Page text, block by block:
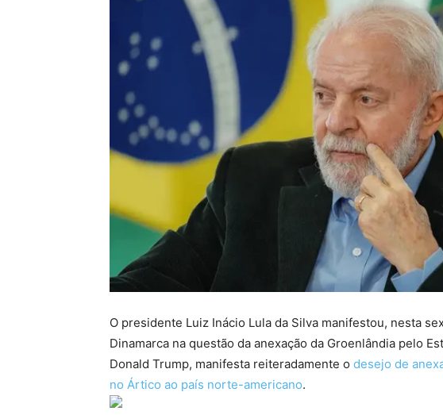
O presidente Luiz Inácio Lula da Silva manifestou, nesta
Dinamarca na questão da anexação da Groenlândia pelo
Donald Trump, manifesta reiteradamente o desejo de
no Ártico ao país norte-americano.